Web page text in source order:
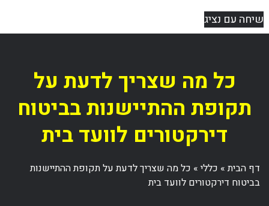
שיחה עם נציג
כל מה שצריך לדעת על
תקופת ההתיישנות בביטוח
דירקטורים לוועד בית
דף הבית» כללי» כל מה שצריך לדעת על תקופת ההתיישנות
בביטוח דירקטורים לוועד בית